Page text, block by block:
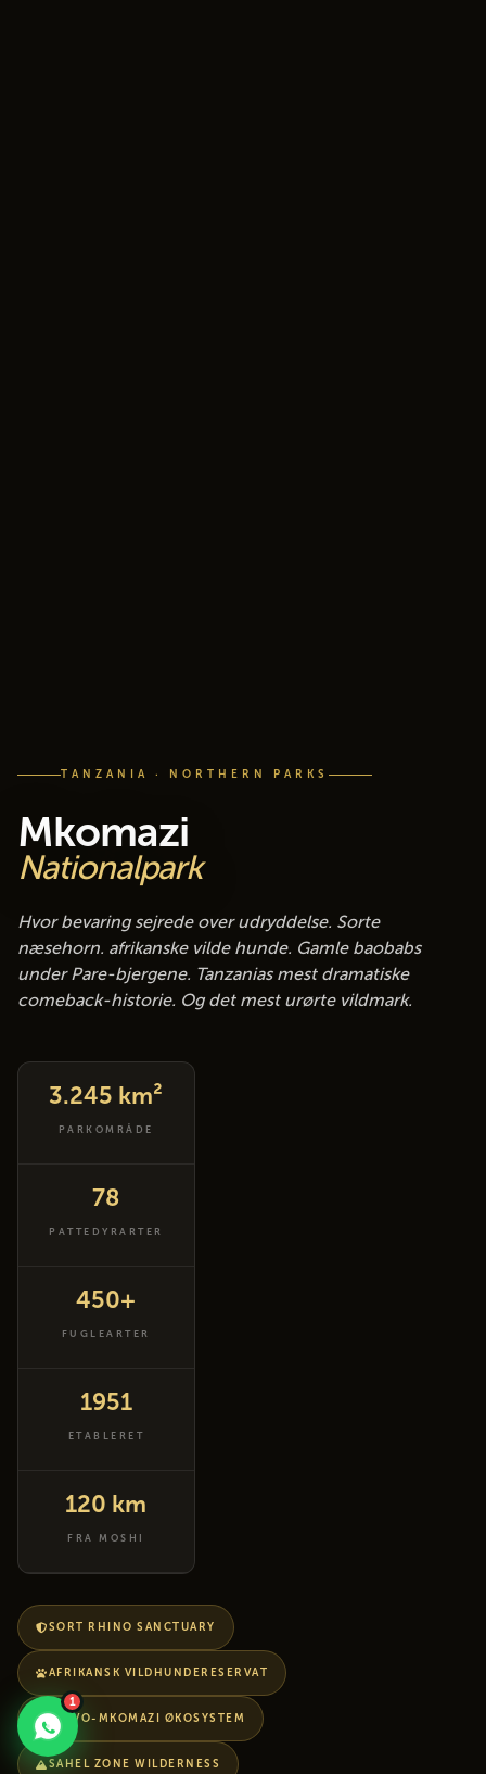
TANZANIA · NORTHERN PARKS
Mkomazi
Nationalpark
Hvor bevaring sejrede over udryddelse. Sorte
næsehorn. afrikanske vilde hunde. Gamle baobabs
under Pare-bjergene. Tanzanias mest dramatiske
comeback-historie. Og det mest urørte vildmark.
3.245 km²
PARKOMRÅDE
78
PATTEDYRARTER
450+
FUGLEARTER
1951
ETABLERET
120 km
FRA MOSHI
SORT RHINO SANCTUARY
AFRIKANSK VILDHUNDERESERVAT
TSAVO-MKOMAZI ØKOSYSTEM
SAHEL ZONE WILDERNESS
1